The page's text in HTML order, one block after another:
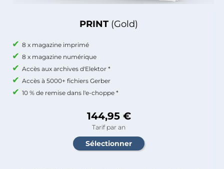
PRINT (Gold)
8 x magazine imprimé
8 x magazine numérique
Accès aux archives d'Elektor *
Accès à 5000+ fichiers Gerber
10 % de remise dans l'e-choppe *
144,95 €
Tarif par an